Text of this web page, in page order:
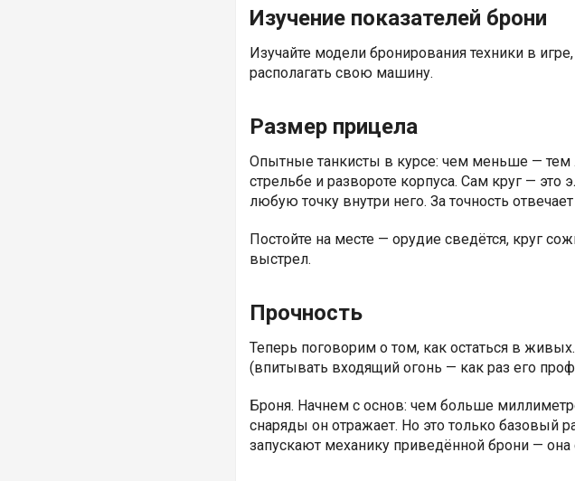
Изучение показателей брони
Изучайте модели бронирования техники в
располагать свою машину.
Размер прицела
Опытные танкисты в курсе: чем меньше — тем
стрельбе и развороте корпуса. Сам круг —
любую точку внутри него. За точность
Постойте на месте — орудие сведётся, круг
выстрел.
Прочность
Теперь поговорим о том, как остаться в
(впитывать входящий огонь — как раз его
Броня. Начнем с основ: чем больше
снаряды он отражает. Но это только базовый
запускают механику приведённой брони —